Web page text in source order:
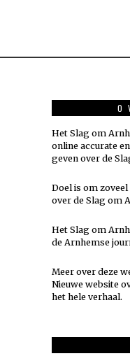
Het Slag om
online accurate
geven over de
Doel is om
over de Slag om
Het Slag om
de Arnhemse
Meer over deze
Nieuwe website
het hele verhaal.